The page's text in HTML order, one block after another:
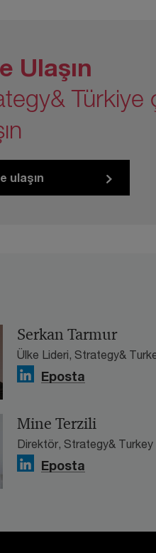
Ulaşın
Türkiye
ulaşın
Serkan Tarmur
Ülke Lideri, Strategy&
Eposta
Mine Terzili
Direktör, Strategy& Turkey
Eposta